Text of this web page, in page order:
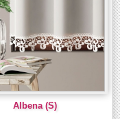
Albena (S)